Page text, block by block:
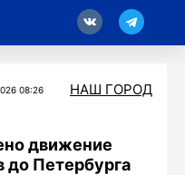
08:26 НАШ ГОРОД
движение
до Петербурга